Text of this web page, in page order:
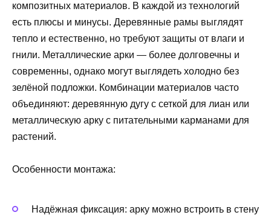
композитных материалов. В каждой из технологий
есть плюсы и минусы. Деревянные рамы выглядят
тепло и естественно, но требуют защиты от влаги и
гнили. Металлические арки — более долговечны и
современны, однако могут выглядеть холодно без
зелёной подложки. Комбинации материалов часто
объединяют: деревянную дугу с сеткой для лиан или
металлическую арку с питательными карманами для
растений.
Особенности монтажа:
Надёжная фиксация: арку можно встроить в стену